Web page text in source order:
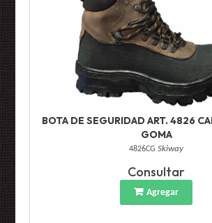
BOTA DE SEGURIDAD ART. 4826
GOMA
4826CG Skiway
Consultar
Agregar